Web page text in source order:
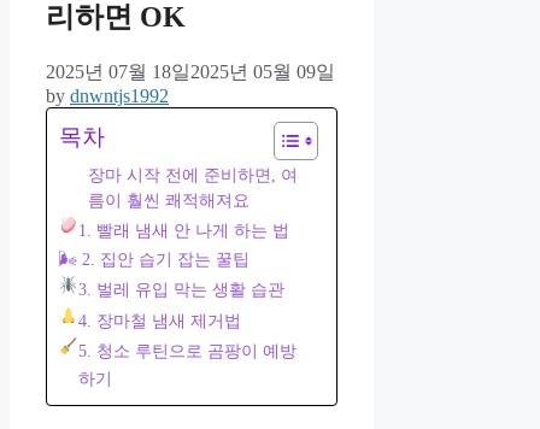
리하면 OK
2025년 07월 18일2025년 05월 09일
by dnwntjs1992
목차
장마 시작 전에 준비하면, 여
름이 훨씬 쾌적해져요
1. 빨래 냄새 안 나게 하는 법
🌬 2. 집안 습기 잡는 꿀팁
3. 벌레 유입 막는 생활 습관
4. 장마철 냄새 제거법
5. 청소 루틴으로 곰팡이 예방
하기